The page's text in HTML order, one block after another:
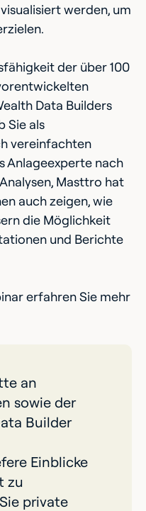
werden, um
der über 100
Data Builders
Sie als
vereinfachten
Anlageexperte nach
Masttro hat
auch zeigen, wie
die Möglichkeit
und Berichte
erfahren Sie mehr
an
sowie der
Builder
Einblicke
zu
private